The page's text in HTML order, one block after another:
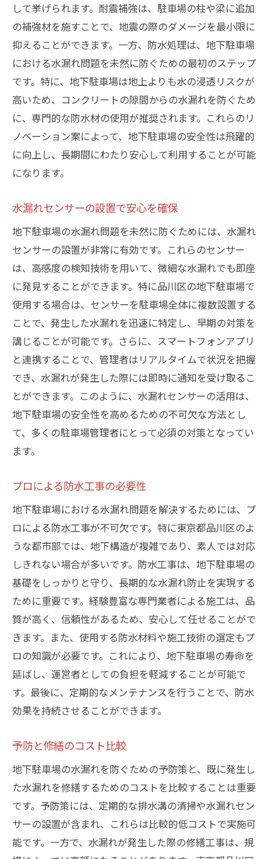
して挙げられます。耐震補強は、駐車場の柱や梁に追加
の補強材を施すことで、地震の際のダメージを最小限に
抑えることができます。一方、防水処理は、地下駐車場
における水漏れ問題を未然に防ぐための最初のステップ
です。特に、地下駐車場は地上よりも水の浸透リスクが
高いため、コンクリートの隙間からの水漏れを防ぐため
に、専門的な防水材の使用が推奨されます。これらのリ
ノベーション案によって、地下駐車場の安全性は飛躍的
に向上し、長期間にわたり安心して利用することが可能
になります。
水漏れセンサーの設置で安心を確保
地下駐車場の水漏れ問題を未然に防ぐためには、水漏れ
センサーの設置が非常に有効です。これらのセンサー
は、高感度の検知技術を用いて、微細な水漏れでも即座
に発見することができます。特に品川区の地下駐車場で
使用する場合は、センサーを駐車場全体に複数設置する
ことで、発生した水漏れを迅速に特定し、早期の対策を
講じることが可能です。さらに、スマートフォンアプリ
と連携することで、管理者はリアルタイムで状況を把握
でき、水漏れが発生した際には即時に通知を受け取るこ
とができます。このように、水漏れセンサーの活用は、
地下駐車場の安全性を高めるための不可欠な方法とし
て、多くの駐車場管理者にとって必須の対策となってい
ます。
プロによる防水工事の必要性
地下駐車場における水漏れ問題を解決するためには、プ
ロによる防水工事が不可欠です。特に東京都品川区のよ
うな都市部では、地下構造が複雑であり、素人では対応
しきれない場合が多いです。防水工事は、地下駐車場の
基礎をしっかりと守り、長期的な水漏れ防止を実現する
ために重要です。経験豊富な専門業者による施工は、品
質が高く、信頼性があるため、安心して任せることがで
きます。また、使用する防水材料や施工技術の選定もプ
ロの知識が必要です。これにより、地下駐車場の寿命を
延ばし、運営者としての負担を軽減することが可能で
す。最後に、定期的なメンテナンスを行うことで、防水
効果を持続させることができます。
予防と修繕のコスト比較
地下駐車場の水漏れを防ぐための予防策と、既に発生し
た水漏れを修繕するためのコストを比較することは重要
です。予防策には、定期的な排水溝の清掃や水漏れセン
サーの設置が含まれ、これらは比較的低コストで実施可
能です。一方で、水漏れが発生した際の修繕工事は、規